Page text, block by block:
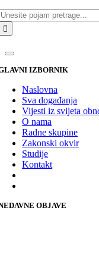
IZBORNIK
Naslovna
Sva događanja
Vijesti iz svijeta
O nama
Radne skupine
Zakonski okvir
Studije
Kontakt
OBJAVE